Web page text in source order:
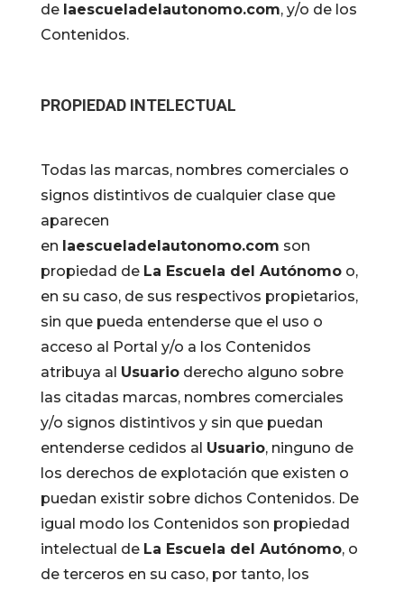
de laescueladelautonomo.com, y/o de los
Contenidos.
PROPIEDAD INTELECTUAL
Todas las marcas, nombres comerciales o
signos distintivos de cualquier clase que
aparecen
en laescueladelautonomo.com son
propiedad de La Escuela del Autónomoo,
en su caso, de sus respectivos propietarios,
sin que pueda entenderse que el uso o
acceso al Portal y/o a los Contenidos
atribuya al Usuarioderecho alguno sobre
las citadas marcas, nombres comerciales
y/o signos distintivos y sin que puedan
entenderse cedidos al Usuario, ninguno de
los derechos de explotación que existen o
puedan existir sobre dichos Contenidos. De
igual modo los Contenidos son propiedad
intelectual de La Escuela del Autónomo, o
de terceros en su caso, por tanto, los